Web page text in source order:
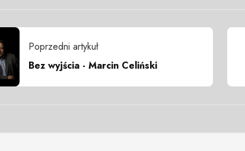
Poprzedni artykuł
Bez wyjścia - Marcin Celiński